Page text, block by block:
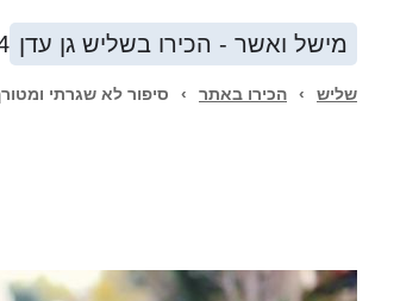
מישל ואשר - הכירו בשליש גן עדן
שליש › הכירו באתר › סיפור לא שגרתי